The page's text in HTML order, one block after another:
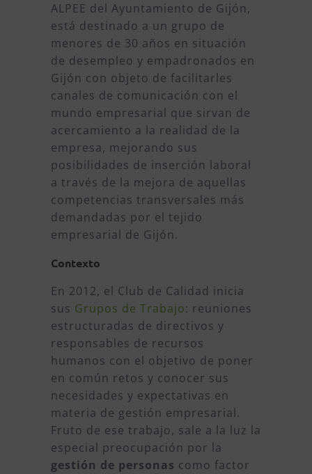
ALPEE del Ayuntamiento de Gijón,
está destinado a un grupo de
menores de 30 años en situación
de desempleo y empadronados en
Gijón con objeto de facilitarles
canales de comunicación con el
mundo empresarial que sirvan de
acercamiento a la realidad de la
empresa, mejorando sus
posibilidades de inserción laboral
a través de la mejora de aquellas
competencias transversales más
demandadas por el tejido
empresarial de Gijón.
Contexto
En 2012, el Club de Calidad inicia
sus Grupos de Trabajo: reuniones
estructuradas de directivos y
responsables de recursos
humanos con el objetivo de poner
en común retos y conocer sus
necesidades y expectativas en
materia de gestión empresarial.
Fruto de ese trabajo, sale a la luz la
especial preocupación por la
gestión de personas como factor